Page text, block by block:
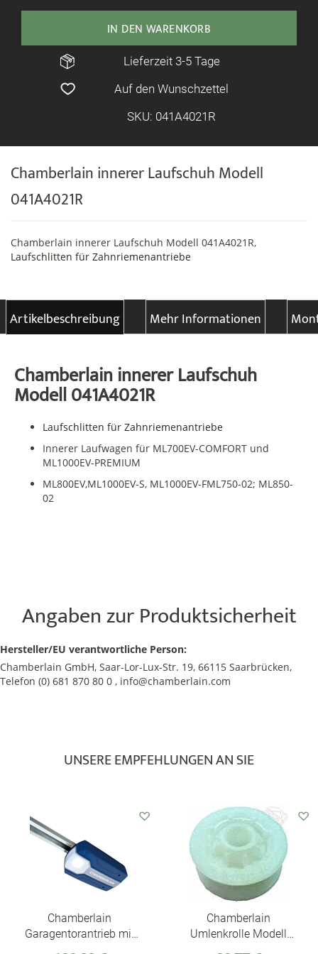
Chamberlain innerer Laufschuh Modell
041A4021R
IN DEN WARENKORB
Lieferzeit 3-5 Tage
Auf den Wunschzettel
SKU: 041A4021R
Chamberlain innerer Laufschuh Modell 041A4021R,
Laufschlitten für Zahnriemenantriebe
Artikelbeschreibung Mehr Informationen
Chamberlain innerer Laufschuh
Modell 041A4021R
Laufschlitten für Zahnriemenantriebe
Innerer Laufwagen für ML700EV-COMFORT und
ML1000EV-PREMIUM
ML800EV,ML1000EV-S, ML1000EV-FML750-02; ML850-
02
Angaben zur Produktsicherheit
Hersteller/EU verantwortliche Person:
Chamberlain GmbH, Saar-Lor-Lux-Str. 19, 66115 Saarbrücken,
Telefon (0) 681 870 80 0 , info@chamberlain.com
UNSERE EMPFEHLUNGEN AN SIE
Wunschzettel
Chamberlain
Garagentorantrieb mit
Chamberlain
Umlenkrolle Modell